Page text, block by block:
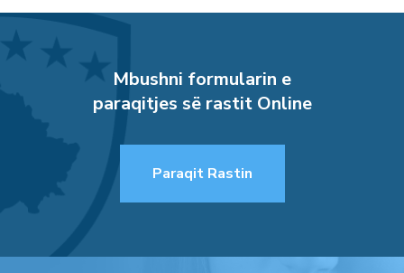
Mbushni formularin e
paraqitjes së rastit Online
Paraqit Rastin